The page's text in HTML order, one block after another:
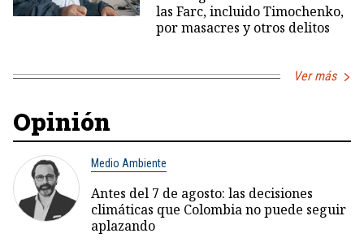
las Farc, incluido Timochenko,
por masacres y otros delitos
Ver más
Opinión
Medio Ambiente
Antes del 7 de agosto: las decisiones
climáticas que Colombia no puede seguir
aplazando